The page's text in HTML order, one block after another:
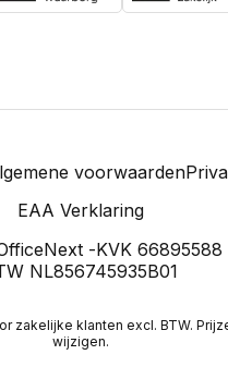
voorwaarden
EAA Verklaring
-KVK 66895588
NL856745935B01
zakelijke klanten excl. BTW.
wijzigen.